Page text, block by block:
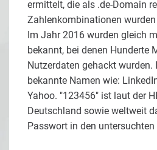
ermittelt, die als .de-Domain
Zahlenkombinationen
Im Jahr 2016 wurden gleich
bekannt, bei denen Hunderte
Nutzerdaten gehackt wurden.
bekannte Namen wie:
Yahoo. "123456" ist laut der
Deutschland sowie weltweit
Passwort in den untersuchten